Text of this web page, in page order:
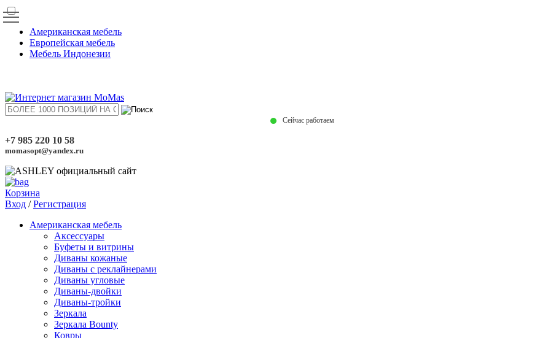
Американская мебель
Европейская мебель
Мебель Индонезии
Сейчас работаем
+7 985 220 10 58
momasopt@yandex.ru
Корзина
Вход /Регистрация
Американская мебель
Аксессуары
Буфеты и витрины
Диваны кожаные
Диваны с реклайнерами
Диваны угловые
Диваны-двойки
Диваны-тройки
Зеркала
Зеркала Bounty
Ковры